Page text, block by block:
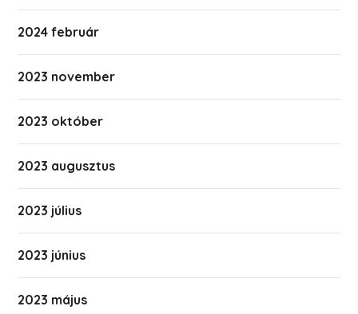
2024 február
2023 november
2023 október
2023 augusztus
2023 július
2023 június
2023 május